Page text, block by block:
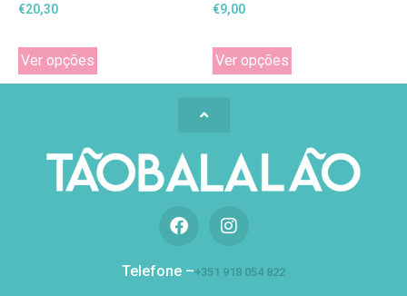
€20,30
Ver opções
€9,00
Ver opções
Telefone –+351 918 054 822